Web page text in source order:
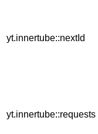
yt.innertube::nextId
yt.innertube::requests